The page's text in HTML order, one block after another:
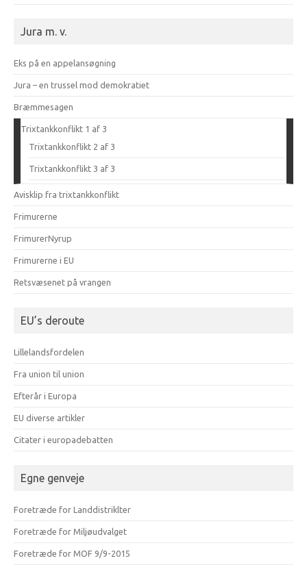
Jura m. v.
Eks på en appelansøgning
Jura – en trussel mod demokratiet
Bræmmesagen
Trixtankkonflikt 1 af 3
Trixtankkonflikt 2 af 3
Trixtankkonflikt 3 af 3
Avisklip fra trixtankkonflikt
Frimurerne
FrimurerNyrup
Frimurerne i EU
Retsvæsenet på vrangen
EU’s deroute
Lillelandsfordelen
Fra union til union
Efterår i Europa
EU diverse artikler
Citater i europadebatten
Egne genveje
Foretræde for Landdistriklter
Foretræde for Miljøudvalget
Foretræde for MOF 9/9-2015